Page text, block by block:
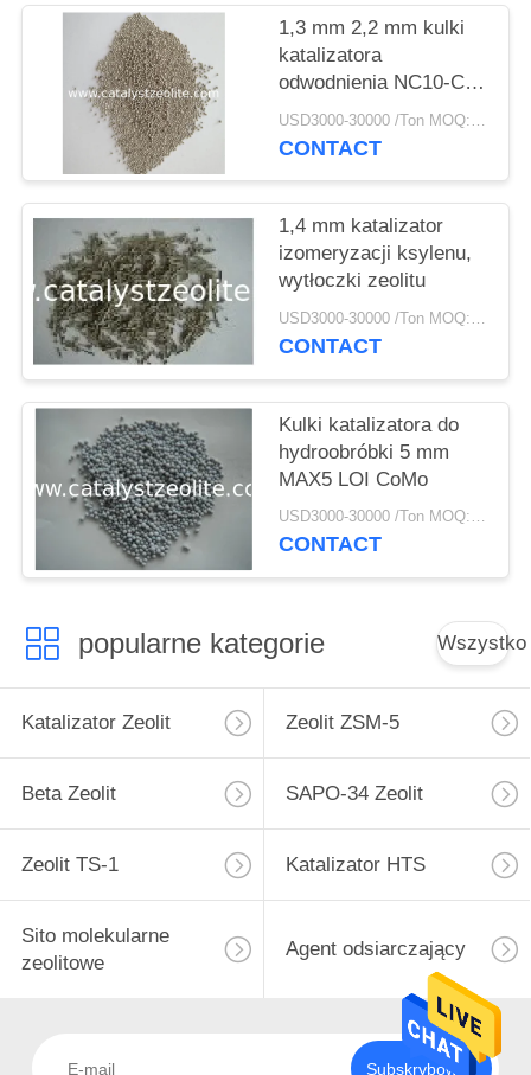
PRIVACY
POLICY
1,3 mm 2,2 mm kulki
katalizatora
odwodnienia NC10-C14
alkanu na alken
USD3000-30000 /Ton MOQ:1 KG
CONTACT
1,4 mm katalizator
izomeryzacji ksylenu,
wytłoczki zeolitu
USD3000-30000 /Ton MOQ:1 KG
CONTACT
Kulki katalizatora do
hydroobróbki 5 mm
MAX5 LOI CoMo
USD3000-30000 /Ton MOQ:1 KG
CONTACT
popularne kategorie Wszystko
Katalizator Zeolit Zeolit ​​ZSM-5
Beta Zeolit SAPO-34 Zeolit
Zeolit ​​TS-1 Katalizator HTS
Sito molekularne
zeolitowe
Agent odsiarczający
Subskrybować